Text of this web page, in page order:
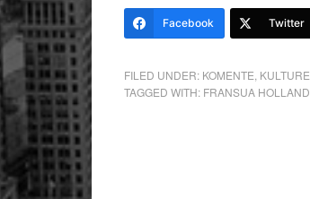
Facebook Twitter
FILED UNDER: KOMENTE KULTURE
TAGGED WITH: FRANSUA HOLLAND